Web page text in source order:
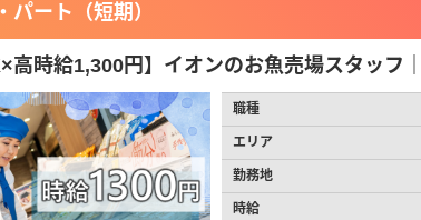
パート（短期）
高時給1,300円】イオンのお魚売場スタッフ
職種
エリア
勤務地
時給